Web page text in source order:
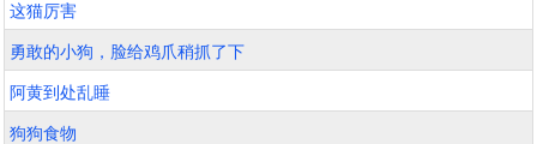
这猫厉害
勇敢的小狗，脸给鸡爪稍抓了下
阿黄到处乱睡
狗狗食物